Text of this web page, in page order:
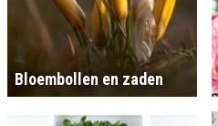
Bloembollen en zaden